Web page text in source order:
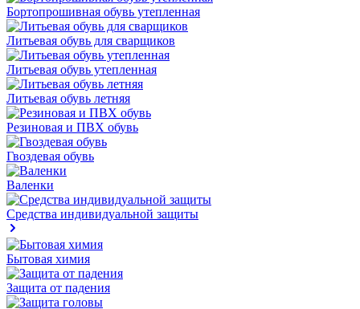
Бортопрошивная обувь утепленная
Литьевая обувь для сварщиков
Литьевая обувь утепленная
Литьевая обувь летняя
Резиновая и ПВХ обувь
Гвоздевая обувь
Валенки
Средства индивидуальной защиты
Бытовая химия
Защита от падения